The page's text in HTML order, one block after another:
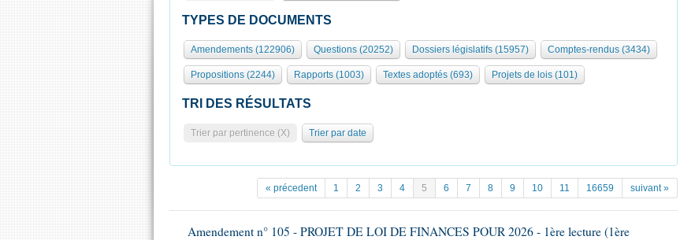
TYPES DE DOCUMENTS
Amendements (122906) Questions (20252) Dossiers législatifs (15957) Comptes-rendus (3434)
Propositions (2244) Rapports (1003) Textes adoptés (693) Projets de lois (101)
TRI DES RÉSULTATS
Trier par pertinence (X) Trier par date
« précedent 1 2 3 4 5 6 7 8 9 10 11 16659 suivant »
Amendement n° 105 - PROJET DE LOI DE FINANCES POUR 2026 - 1ère lecture (1ère